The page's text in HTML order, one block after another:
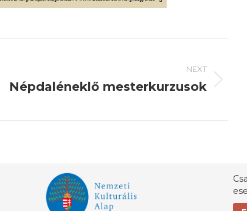
NEXT
NextNépdaléneklő mesterkurzusok